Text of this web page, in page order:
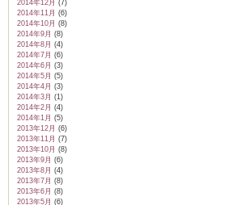
2014年12月 (7)
2014年11月 (6)
2014年10月 (8)
2014年9月 (8)
2014年8月 (4)
2014年7月 (6)
2014年6月 (3)
2014年5月 (5)
2014年4月 (3)
2014年3月 (1)
2014年2月 (4)
2014年1月 (5)
2013年12月 (6)
2013年11月 (7)
2013年10月 (8)
2013年9月 (6)
2013年8月 (4)
2013年7月 (8)
2013年6月 (8)
2013年5月 (6)